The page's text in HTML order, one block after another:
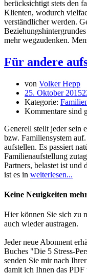
berücksichtigt stets den
Klienten, wodurch
verständlicher werden.
mehr wegzudenken.
Für andere
von Volker Hepp
25. Oktober 2015
Kategorie:
Kommentare sind
Generell stellt jeder sein
bzw. Familiensystem
aufstellen. Es passiert
Familienaufstellung
Partners, belastet ist
ist es in weiterlesen...
Keine Neuigkeiten
Hier können Sie sich zu
auch wieder austragen.
Jeder neue Abonnent
Buches "Die 5 Stress-
senden Sie mir nach
damit ich Ihnen das PDF